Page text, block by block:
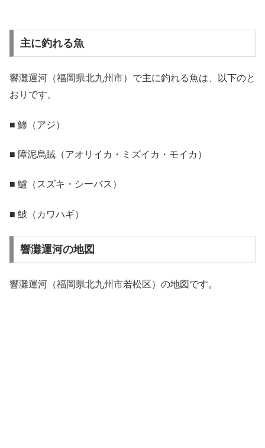
主に釣れる魚
響灘運河（福岡県北九州市）で主に釣れる魚は、以下のと
おりです。
■ 鯵（アジ）
■ 障泥烏賊（アオリイカ・ミズイカ・モイカ）
■ 鱸（スズキ・シーバス）
■ 鮍（カワハギ）
響灘運河の地図
響灘運河（福岡県北九州市若松区）の地図です。